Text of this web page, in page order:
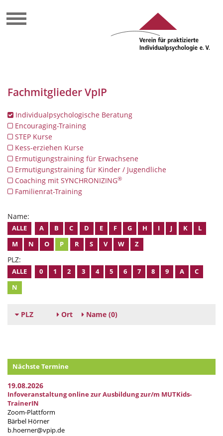
Fachmitglieder VpIP
Individualpsychologische Beratung
Encouraging-Training
STEP Kurse
Kess-erziehen Kurse
Ermutigungstraining für Erwachsene
Ermutigungstraining für Kinder / Jugendliche
Coaching mit SYNCHRONIZING®
Familienrat-Training
Name:
ALLE A B C D E F G H I J K
L
M
N O P R S V W Z
PLZ:
ALLE 0 1 2 3 4 5 6 7 8 9 A
C
N
PLZ Ort Name (0)
Nächste Termine
19.08.2026
Infoveranstaltung online zur Ausbildung zur/m MUTKids-
TrainerIN
Zoom-Plattform
Bärbel Hörner
b.hoerner@vpip.de